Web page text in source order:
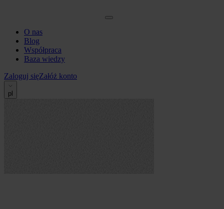
O nas
Blog
Współpraca
Baza wiedzy
Zaloguj sięZałóż konto
pl